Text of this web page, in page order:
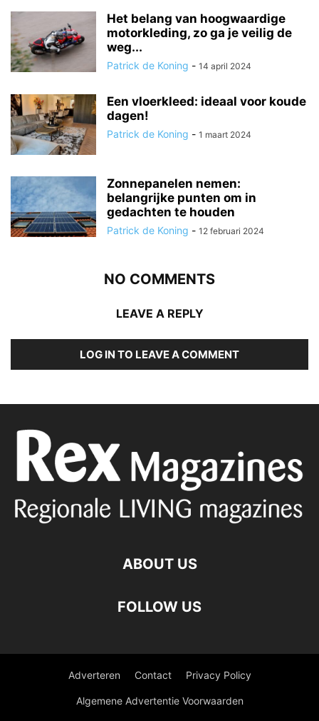
Het belang van hoogwaardige
motorkleding, zo ga je veilig de
weg...
Patrick de Koning - 14 april 2024
Een vloerkleed: ideaal voor koude
dagen!
Patrick de Koning - 1 maart 2024
Zonnepanelen nemen:
belangrijke punten om in
gedachten te houden
Patrick de Koning - 12 februari 2024
NO COMMENTS
LEAVE A REPLY
LOG IN TO LEAVE A COMMENT
ABOUT US
FOLLOW US
Adverteren Contact Privacy Policy
Algemene Advertentie Voorwaarden